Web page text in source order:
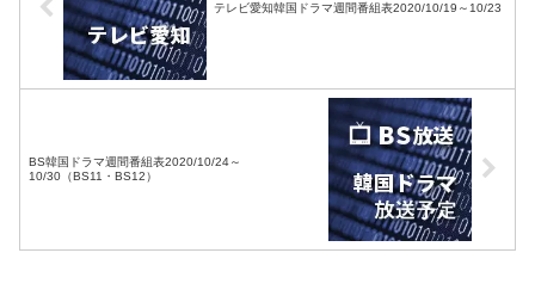
テレビ愛知韓国ドラマ週間番組表2020/10/19～10/23
BS韓国ドラマ週間番組表2020/10/24～
10/30（BS11・BS12）